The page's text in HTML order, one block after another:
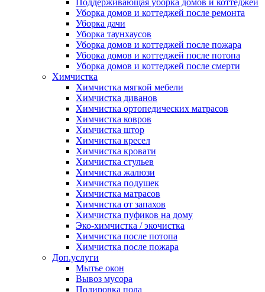
Поддерживающая уборка домов и коттеджей
Уборка домов и коттеджей после ремонта
Уборка дачи
Уборка таунхаусов
Уборка домов и коттеджей после пожара
Уборка домов и коттеджей после потопа
Уборка домов и коттеджей после смерти
Химчистка
Химчистка мягкой мебели
Химчистка диванов
Химчистка ортопедических матрасов
Химчистка ковров
Химчистка штор
Химчистка кресел
Химчистка кровати
Химчистка стульев
Химчистка жалюзи
Химчистка подушек
Химчистка матрасов
Химчистка от запахов
Химчистка пуфиков на дому
Эко-химчистка / экочистка
Химчистка после потопа
Химчистка после пожара
Доп.услуги
Мытье окон
Вывоз мусора
Полировка пола